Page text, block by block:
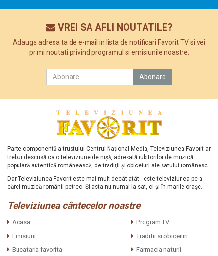
VREI SA AFLI NOUTATILE?
Adauga adresa ta de e-mail in lista de notificari Favorit TV si vei
primi noutati privind programul si emisiunile noastre.
Parte componentă a trustului Centrul Naţional Media, Televiziunea Favorit ar
trebui descrisă ca o televiziune de nişă, adresată iubitorilor de muzică
populară autentică românească, de tradiţii şi obiceiuri ale satului românesc.
Dar Televiziunea Favorit este mai mult decât atât - este televiziunea pe a
cărei muzică românii petrec. Şi asta nu numai la sat, ci şi în marile oraşe.
Televiziunea cântecelor noastre
Acasa
Program TV
Emisiuni
Traditii si obiceiuri
Bucataria favorita
Farmacia naturii